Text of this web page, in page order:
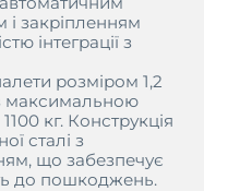
закріпленням
інтеграції з
розміром 1,2
максимальною
кг. Конструкція
сталі з
що забезпечує
до пошкоджень.